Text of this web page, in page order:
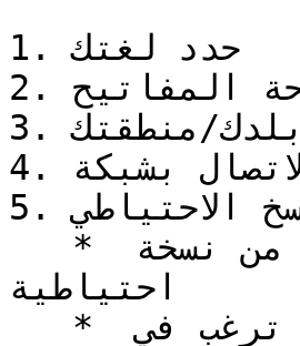
1. حدد لغتك
2. قم بإعداد تخطيط لوحة المفاتيح
3. اختر بلدك/منطقتك
4. أعد الاتصال بشبكة Wi-Fi
5. إدارة خيارات النسخ الاحتياطي:
احتياطية